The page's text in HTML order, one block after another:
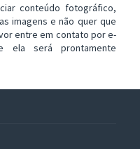
conteúdo fotográfico,
imagens e não quer que
entre em contato por e-
ela será prontamente